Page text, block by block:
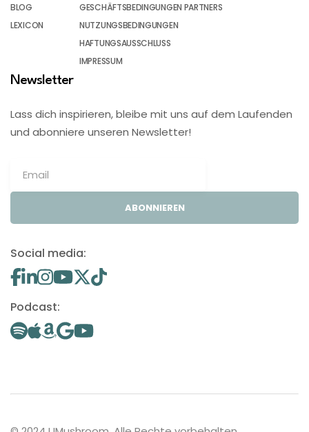
BLOG
LEXICON
GESCHÄFTSBEDINGUNGEN PARTNERS
NUTZUNGSBEDINGUNGEN
HAFTUNGSAUSSCHLUSS
IMPRESSUM
Newsletter
Lass dich inspirieren, bleibe mit uns auf dem Laufenden
und abonniere unseren Newsletter!
ABONNIEREN
Social media:
Podcast: